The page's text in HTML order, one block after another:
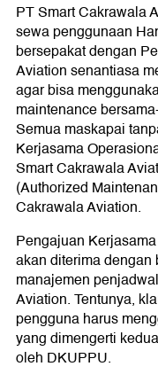
PT Smart Cakrawala
sewa penggunaan
bersepakat dengan
Aviation senantiasa
agar bisa
maintenance
Semua maskapai
Kerjasama
Smart Cakrawala
(Authorized
Cakrawala Aviation.
Pengajuan
akan diterima
manajemen
Aviation. Tentunya,
pengguna harus
yang dimengerti
oleh DKUPPU.